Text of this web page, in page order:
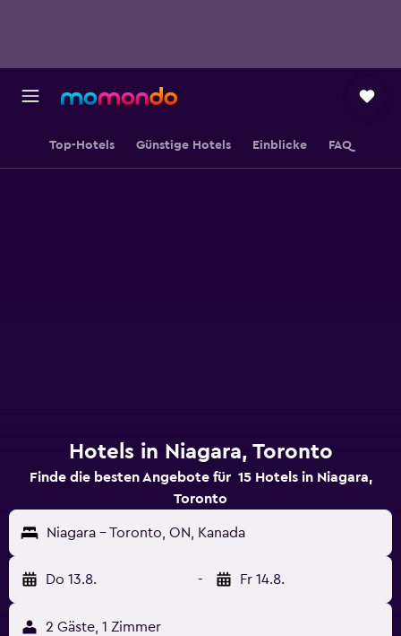
Top-Hotels Günstige Hotels Einblicke FAQ
Hotels in Niagara, Toronto
Finde die besten Angebote für 15 Hotels in Niagara,
Toronto
Niagara - Toronto, ON, Kanada
Do 13.8. - Fr 14.8.
2 Gäste, 1 Zimmer